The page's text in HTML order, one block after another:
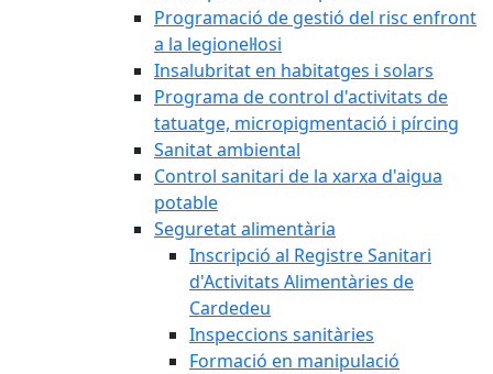
Programació de gestió del risc enfront
a la legionel·losi
Insalubritat en habitatges i solars
Programa de control d'activitats de
tatuatge, micropigmentació i pírcing
Sanitat ambiental
Control sanitari de la xarxa d'aigua
potable
Seguretat alimentària
Inscripció al Registre Sanitari
d'Activitats Alimentàries de
Cardedeu
Inspeccions sanitàries
Formació en manipulació